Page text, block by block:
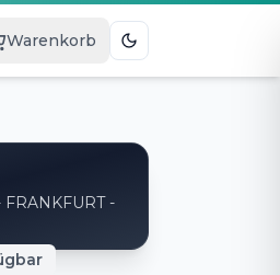
Warenkorb
-